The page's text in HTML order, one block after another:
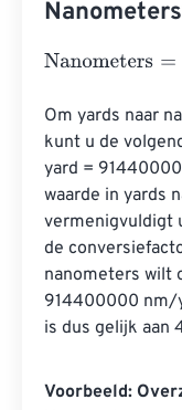
Nanometers=
Om yards naar
kunt u de
yard =
waarde in yards
vermenigvuldigt
de
nanometers wilt
914400000 nm/
is dus gelijk aan
Voorbeeld: